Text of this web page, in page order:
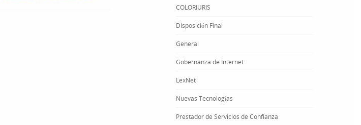
COLORIURIS
Disposición Final
General
Gobernanza de Internet
LexNet
Nuevas Tecnologías
Prestador de Servicios de Confianza